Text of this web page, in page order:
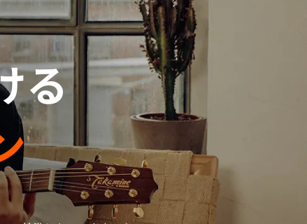
る